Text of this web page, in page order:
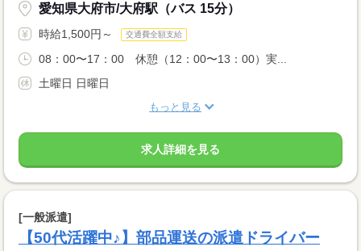
愛知県大府市/大府駅（バス 15分）
時給1,500円～ 交通費全額支給
08：00〜17：00 休憩（12：00〜13：00）実...
土曜日 日曜日
もっと見る
求人詳細を見る
[一般派遣]
【50代活躍中♪】部品運送の派遣ドライバー